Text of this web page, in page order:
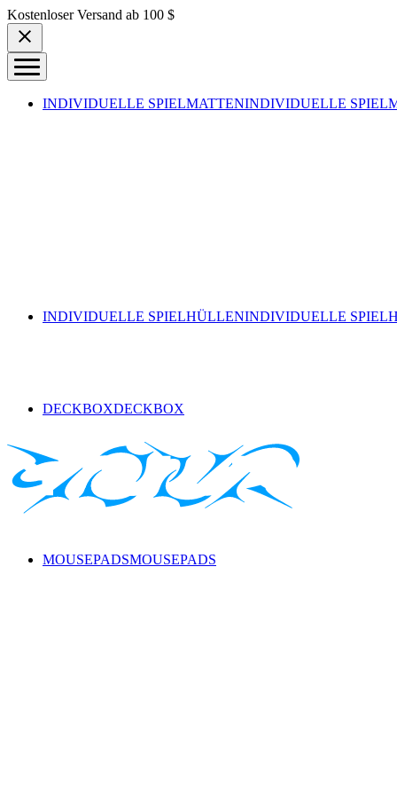
Skip to content
Kostenloser Versand ab 100 $
INDIVIDUELLE SPIELMATTENINDIVIDUELLE
INDIVIDUELLE SPIELHÜLLENINDIVIDUELLE
DECKBOXDECKBOX
MOUSEPADSMOUSEPADS